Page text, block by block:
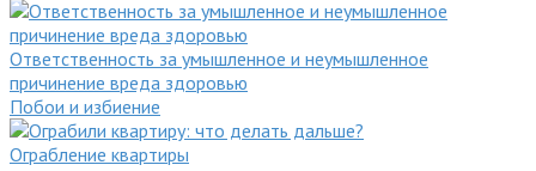
Ответственность за умышленное и неумышленное
причинение вреда здоровью
Побои и избиение
Ограбление квартиры